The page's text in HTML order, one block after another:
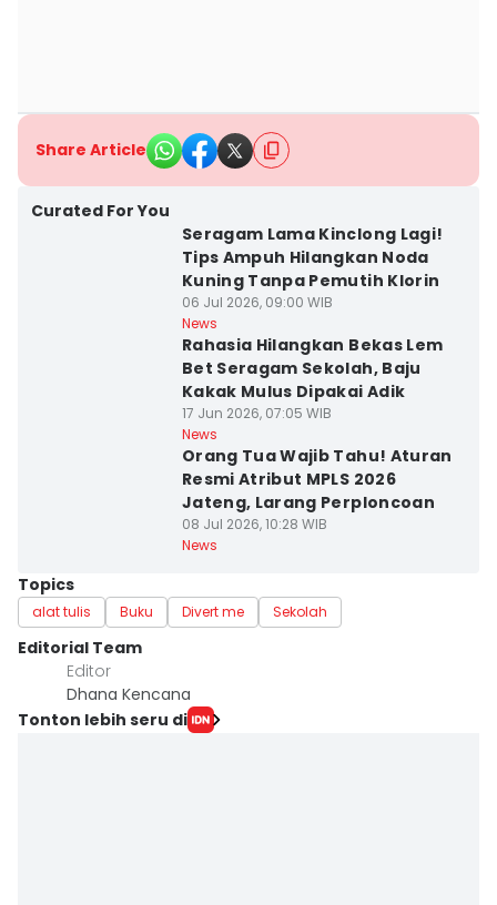
Share Article
Curated For You
Seragam Lama Kinclong Lagi!
Tips Ampuh Hilangkan Noda
Kuning Tanpa Pemutih Klorin
06 Jul 2026, 09:00 WIB
News
Rahasia Hilangkan Bekas Lem
Bet Seragam Sekolah, Baju
Kakak Mulus Dipakai Adik
17 Jun 2026, 07:05 WIB
News
Orang Tua Wajib Tahu! Aturan
Resmi Atribut MPLS 2026
Jateng, Larang Perploncoan
08 Jul 2026, 10:28 WIB
News
Topics
alat tulis Buku Divert me Sekolah
Editorial Team
Editor
Dhana Kencana
Tonton lebih seru di